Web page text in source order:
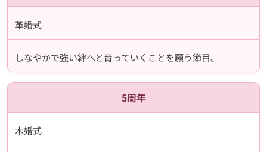
革婚式
しなやかで強い絆へと育っていくことを願う節目。
5周年
木婚式